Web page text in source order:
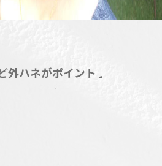
外ハネがポイント♩